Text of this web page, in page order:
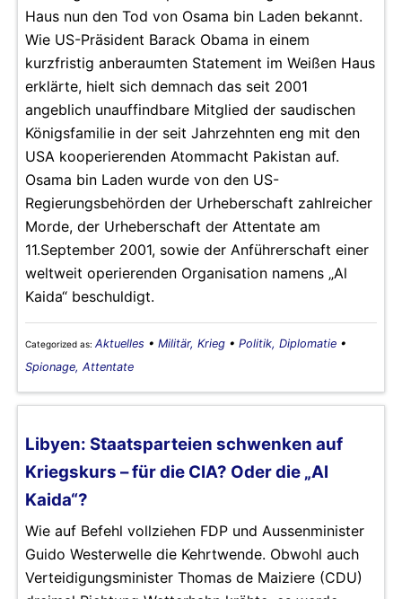
Haus nun den Tod von Osama bin Laden bekannt.
Wie US-Präsident Barack Obama in einem
kurzfristig anberaumten Statement im Weißen Haus
erklärte, hielt sich demnach das seit 2001
angeblich unauffindbare Mitglied der saudischen
Königsfamilie in der seit Jahrzehnten eng mit den
USA kooperierenden Atommacht Pakistan auf.
Osama bin Laden wurde von den US-
Regierungsbehörden der Urheberschaft zahlreicher
Morde, der Urheberschaft der Attentate am
11.September 2001, sowie der Anführerschaft einer
weltweit operierenden Organisation namens „Al
Kaida“ beschuldigt.
Categorized as: Aktuelles • Militär, Krieg • Politik, Diplomatie •
Spionage, Attentate
Libyen: Staatsparteien schwenken auf
Kriegskurs – für die CIA? Oder die „Al
Kaida“?
Wie auf Befehl vollziehen FDP und Aussenminister
Guido Westerwelle die Kehrtwende. Obwohl auch
Verteidigungsminister Thomas de Maiziere (CDU)